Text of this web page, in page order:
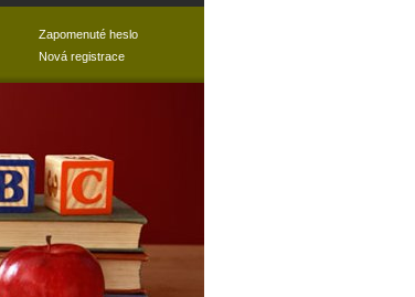
Zapomenuté heslo
Nová registrace